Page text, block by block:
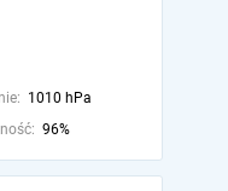
1010 hPa
96%